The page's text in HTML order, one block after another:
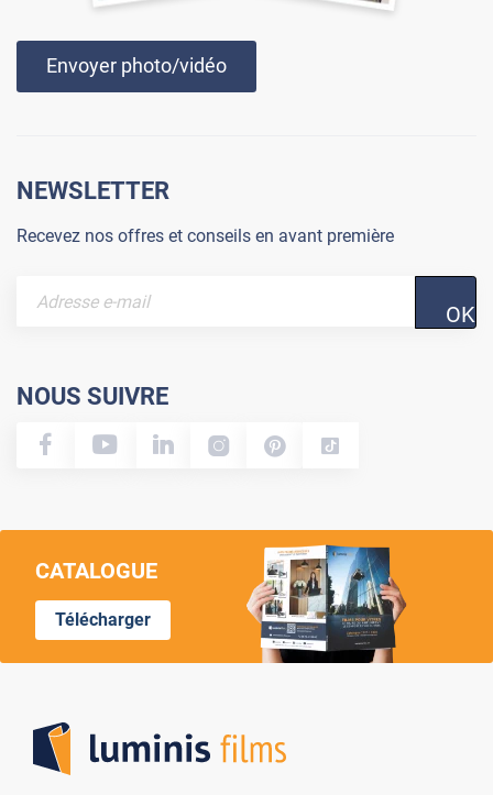
Envoyer photo/vidéo
NEWSLETTER
Recevez nos offres et conseils en avant première
OK
NOUS SUIVRE
CATALOGUE
Télécharger